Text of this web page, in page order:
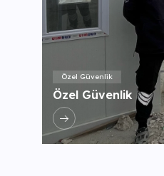
Özel Güvenlik
Özel Güvenlik